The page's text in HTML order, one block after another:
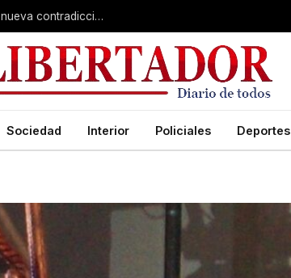
El ex empleador de Benítez y la remera que generó una nueva contradicción en el juicio por Loan
Sociedad Interior Policiales Deportes